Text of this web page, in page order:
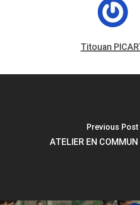
Titouan
Previous Post
ATELIER EN COMMUN